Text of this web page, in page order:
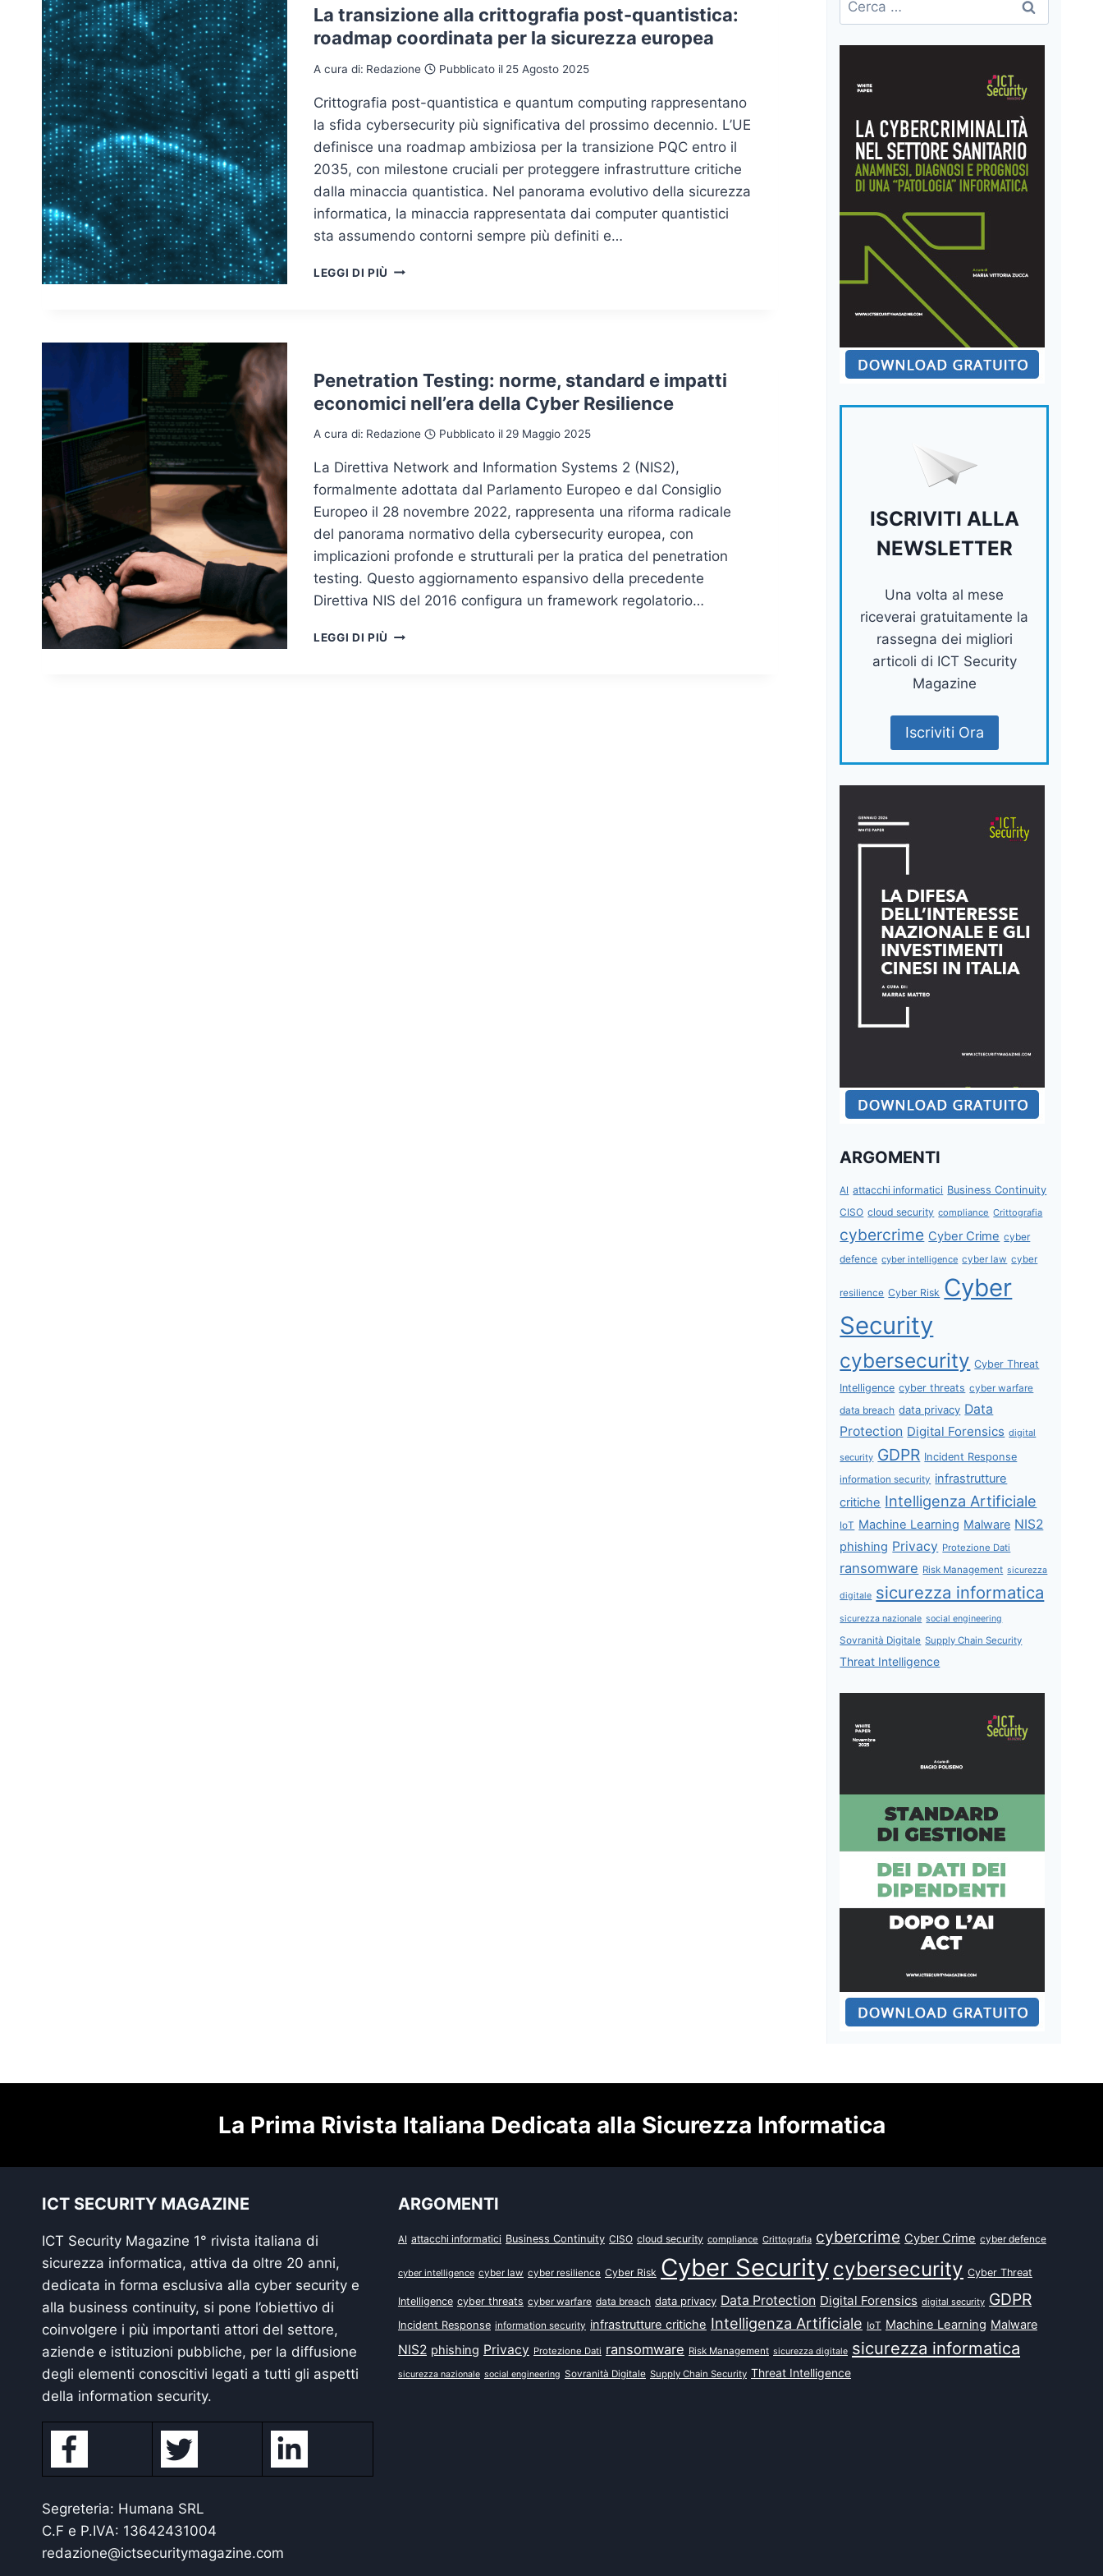
La transizione alla crittografia post-quantistica:
roadmap coordinata per la sicurezza europea
A cura di: Redazione Pubblicato il 25 Agosto 2025
Crittografia post-quantistica e quantum computing rappresentano
la sfida cybersecurity più significativa del prossimo decennio. L’UE
definisce una roadmap ambiziosa per la transizione PQC entro il
2035, con milestone cruciali per proteggere infrastrutture critiche
dalla minaccia quantistica. Nel panorama evolutivo della sicurezza
informatica, la minaccia rappresentata dai computer quantistici
sta assumendo contorni sempre più definiti e…
LEGGI DI PIÙ LA
ROADMAP
COORDINATA
PER
SICUREZZA
Penetration Testing: norme, standard e impatti
economici nell’era della Cyber Resilience
A cura di: Redazione Pubblicato il 29 Maggio 2025
La Direttiva Network and Information Systems 2 (NIS2),
formalmente adottata dal Parlamento Europeo e dal Consiglio
Europeo il 28 novembre 2022, rappresenta una riforma radicale
del panorama normativo della cybersecurity europea, con
implicazioni profonde e strutturali per la pratica del penetration
testing. Questo aggiornamento espansivo della precedente
Direttiva NIS del 2016 configura un framework regolatorio…
LEGGI DI PIÙ PENETRATION
per:
ISCRIVITI ALLA
NEWSLETTER
Una volta al mese
riceverai gratuitamente la
rassegna dei migliori
articoli di ICT Security
Magazine
Iscriviti Ora
ARGOMENTI
AI attacchi informatici Business Continuity
CISO cloud security compliance Crittografia
cybercrime Cyber Crime cyber
defence cyber intelligence cyber law cyber
resilience Cyber Risk Cyber
Security
cybersecurity Cyber Threat
Intelligence cyber threats cyber warfare
data breach data privacy Data
Protection Digital Forensics digital
security GDPR Incident Response
information security infrastrutture
critiche Intelligenza Artificiale
IoT Machine Learning Malware NIS2
phishing Privacy Protezione Dati
ransomware Risk Management sicurezza
digitale sicurezza informatica
sicurezza nazionale social engineering
Sovranità Digitale Supply Chain Security
Threat Intelligence
La Prima Rivista Italiana Dedicata alla Sicurezza Informatica
ICT SECURITY MAGAZINE
ICT Security Magazine 1° rivista italiana di
sicurezza informatica, attiva da oltre 20 anni,
dedicata in forma esclusiva alla cyber security e
alla business continuity, si pone l’obiettivo di
coinvolgere i più importanti attori del settore,
aziende e istituzioni pubbliche, per la diffusione
degli elementi conoscitivi legati a tutti gli aspetti
della information security.
Segreteria: Humana SRL
C.F e P.IVA: 13642431004
redazione@ictsecuritymagazine.com
ARGOMENTI
AI attacchi informatici Business Continuity CISO cloud security compliance Crittografia cybercrime Cyber Crime cyber defence
cyber intelligence cyber law cyber resilience Cyber Risk Cyber Security cybersecurity Cyber Threat
Intelligence cyber threats cyber warfare data breach data privacy Data Protection Digital Forensics digital security GDPR
Incident Response information security infrastrutture critiche Intelligenza Artificiale IoT Machine Learning Malware
NIS2 phishing Privacy Protezione Dati ransomware Risk Management sicurezza digitale sicurezza informatica
sicurezza nazionale social engineering Sovranità Digitale Supply Chain Security Threat Intelligence